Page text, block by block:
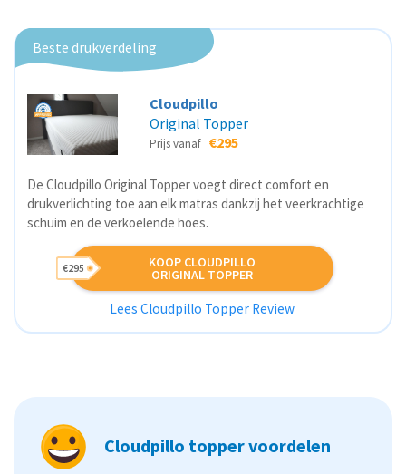
Beste drukverdeling
Cloudpillo
Original Topper
Prijs vanaf €295
De Cloudpillo Original Topper voegt direct comfort en
drukverlichting toe aan elk matras dankzij het veerkrachtige
schuim en de verkoelende hoes.
KOOP CLOUDPILLO
ORIGINAL TOPPER
€295
Lees Cloudpillo Topper Review
Cloudpillo topper voordelen